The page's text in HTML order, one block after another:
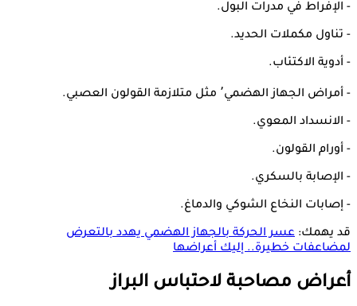
- الإفراط في مدرات البول.
- تناول مكملات الحديد.
- أدوية الاكتئاب.
- أمراض الجهاز الهضمي٬ مثل متلازمة القولون العصبي.
- الانسداد المعوي.
- أورام القولون.
- الإصابة بالسكري.
- إصابات النخاع الشوكي والدماغ.
قد يهمك: عسر الحركة بالجهاز الهضمي يهدد بالتعرض
لمضاعفات خطيرة.. إليك أعراضها
أعراض مصاحبة لاحتباس البراز